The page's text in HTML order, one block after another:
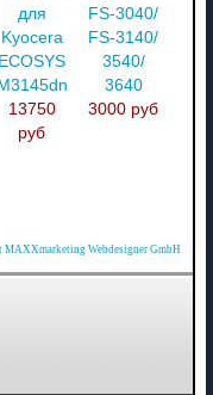
для
Kyocera
ECOSYS
13750
руб
FS-3040/
FS-3140/
3540/
3640
3000 руб
MAXXmarketing Webdesigner GmbH